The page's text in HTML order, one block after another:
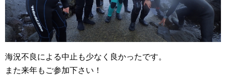
海況不良による中止も少なく良かったです。
また来年もご参加下さい！